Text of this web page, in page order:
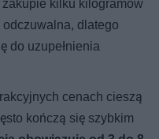
kilku kilogramów
dlatego
do uzupełnienia
cenach cieszą
kończą się szybkim